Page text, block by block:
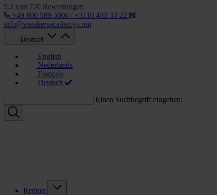
9.2 von 770 Bewertungen
+49 800 589 5006 / +3110 433 33 22
info@speakersacademy.com
Deutsch
English
Nederlands
Français
Deutsch
Einen Suchbegriff eingeben:
Redner